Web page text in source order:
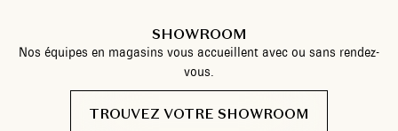
SHOWROOM
Nos équipes en magasins vous accueillent avec ou sans rendez-
vous.
TROUVEZ VOTRE SHOWROOM